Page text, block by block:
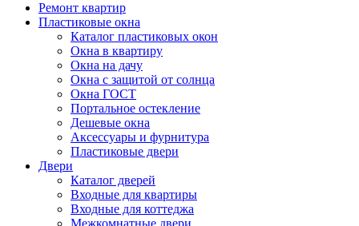
Ремонт квартир
Пластиковые окна
Каталог пластиковых окон
Окна в квартиру
Окна на дачу
Окна с защитой от солнца
Окна ГОСТ
Портальное остекление
Дешевые окна
Аксессуары и фурнитура
Пластиковые двери
Двери
Каталог дверей
Входные для квартиры
Входные для коттеджа
Межкомнатные двери